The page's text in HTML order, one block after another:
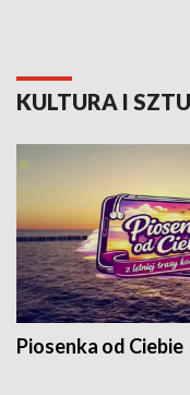
KULTURA I
Piosenka od Ciebie